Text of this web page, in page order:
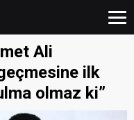
Ali
ilk
olmaz ki”